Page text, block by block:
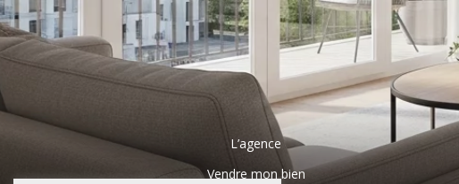
L’agence
Vendre mon bien